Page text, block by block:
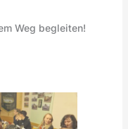
Weg begleiten!